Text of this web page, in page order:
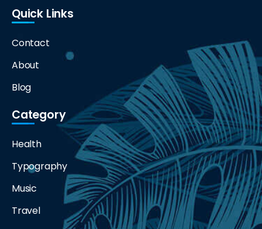
Quick Links
Contact
About
Blog
Category
Health
Typography
Music
Travel